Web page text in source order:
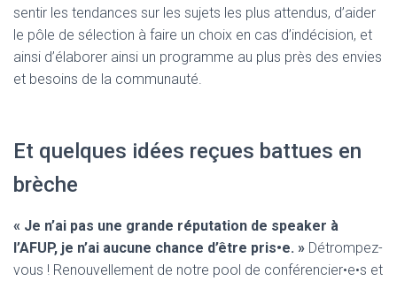
sentir les tendances sur les sujets les plus attendus, d’aider
le pôle de sélection à faire un choix en cas d’indécision, et
ainsi d’élaborer ainsi un programme au plus près des envies
et besoins de la communauté.
Et quelques idées reçues battues en
brèche
« Je n’ai pas une grande réputation de speaker à
l’AFUP, je n’ai aucune chance d’être pris•e. » Détrompez-
vous ! Renouvellement de notre pool de conférencier•e•s et